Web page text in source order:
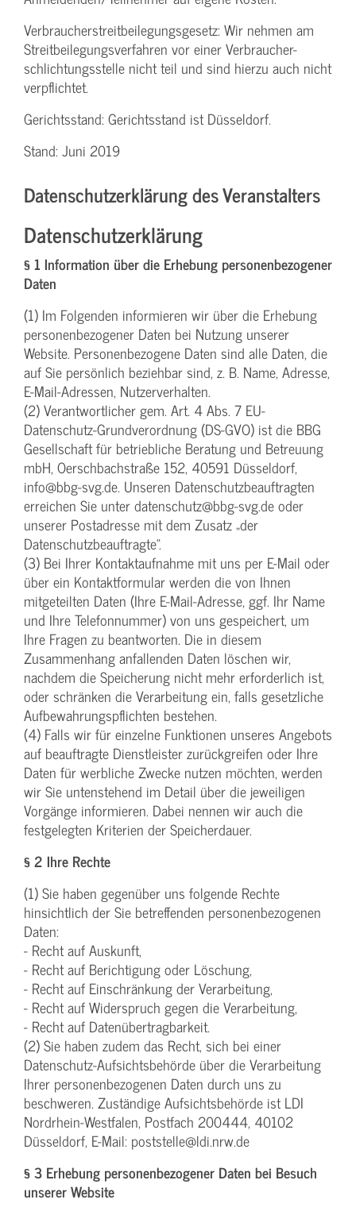
Verbraucher­streitbeilegungs­gesetz: Wir nehmen am
Streit­beilegungs­verfahren vor einer Verbraucher­
schlichtungs­stelle nicht teil und sind hierzu auch nicht
verpflichtet.
Gerichtsstand: Gerichtsstand ist Düsseldorf.
Stand: Juni 2019
Datenschutzerklärung des Veranstalters
Datenschutzerklärung
§ 1 Information über die Erhebung personenbezogener
Daten
(1) Im Folgenden informieren wir über die Erhebung
personenbezogener Daten bei Nutzung unserer
Website. Personenbezogene Daten sind alle Daten, die
auf Sie persönlich beziehbar sind, z. B. Name, Adresse,
E-Mail-Adressen, Nutzerverhalten.
(2) Verantwortlicher gem. Art. 4 Abs. 7 EU-
Datenschutz-Grundverordnung (DS-GVO) ist die BBG
Gesellschaft für betriebliche Beratung und Betreuung
mbH, Oerschbachstraße 152, 40591 Düsseldorf,
info@bbg-svg.de. Unseren Datenschutzbeauftragten
erreichen Sie unter datenschutz@bbg-svg.de oder
unserer Postadresse mit dem Zusatz „der
Datenschutzbeauftragte“.
(3) Bei Ihrer Kontaktaufnahme mit uns per E-Mail oder
über ein Kontaktformular werden die von Ihnen
mitgeteilten Daten (Ihre E-Mail-Adresse, ggf. Ihr Name
und Ihre Telefonnummer) von uns gespeichert, um
Ihre Fragen zu beantworten. Die in diesem
Zusammenhang anfallenden Daten löschen wir,
nachdem die Speicherung nicht mehr erforderlich ist,
oder schränken die Verarbeitung ein, falls gesetzliche
Aufbewahrungspflichten bestehen.
(4) Falls wir für einzelne Funktionen unseres Angebots
auf beauftragte Dienstleister zurückgreifen oder Ihre
Daten für werbliche Zwecke nutzen möchten, werden
wir Sie untenstehend im Detail über die jeweiligen
Vorgänge informieren. Dabei nennen wir auch die
festgelegten Kriterien der Speicherdauer.
§ 2 Ihre Rechte
(1) Sie haben gegenüber uns folgende Rechte
hinsichtlich der Sie betreffenden personenbezogenen
Daten:
- Recht auf Auskunft,
- Recht auf Berichtigung oder Löschung,
- Recht auf Einschränkung der Verarbeitung,
- Recht auf Widerspruch gegen die Verarbeitung,
- Recht auf Datenübertragbarkeit.
(2) Sie haben zudem das Recht, sich bei einer
Datenschutz-Aufsichtsbehörde über die Verarbeitung
Ihrer personenbezogenen Daten durch uns zu
beschweren. Zuständige Aufsichtsbehörde ist LDI
Nordrhein-Westfalen, Postfach 200444, 40102
Düsseldorf, E-Mail: poststelle@ldi.nrw.de
§ 3 Erhebung personenbezogener Daten bei Besuch
unserer Website